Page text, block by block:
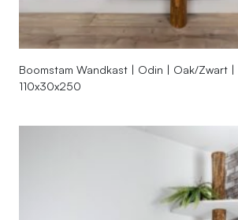
Boomstam Wandkast | Odin | Oak/Zwart |
110x30x250